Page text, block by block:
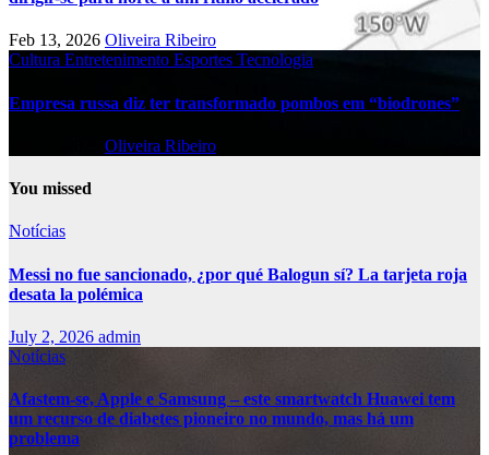
Feb 13, 2026 Oliveira Ribeiro
Cultura Entretenimento Esportes Tecnologia
Empresa russa diz ter transformado pombos em “biodrones”
Oliveira Ribeiro
You missed
Notícias
Messi no fue sancionado, ¿por qué Balogun sí? La tarjeta roja
desata la polémica
July 2, 2026 admin
Notícias
Afastem-se, Apple e Samsung – este smartwatch Huawei tem
um recurso de diabetes pioneiro no mundo, mas há um
problema